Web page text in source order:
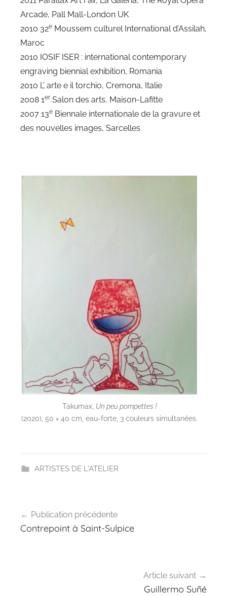
Arcade, Pall Mall-London UK
2010 32e Moussem culturel International d’Assilah,
Maroc
2010 IOSIF ISER : international contemporary
engraving biennial exhibition, Romania
2010 L’ arte e il torchio, Cremona, Italie
2008 1er Salon des arts, Maison-Lafitte
2007 13e Biennale internationale de la gravure et
des nouvelles images, Sarcelles
Takumax, Un peu pompettes !
(2020), 50 × 40 cm, eau-forte, 3 couleurs simultanées.
ARTISTES DE L'ATELIER
de
Publication précédente
Contrepoint à Saint-Sulpice
Article suivant
Guillermo Suñé